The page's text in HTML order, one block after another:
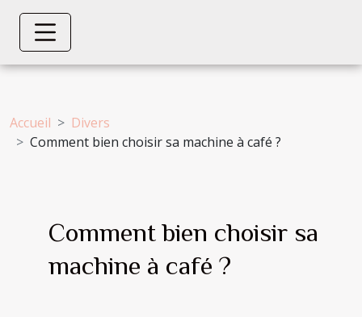
Accueil
Divers
Comment bien choisir sa machine à café ?
Comment bien choisir sa
machine à café ?